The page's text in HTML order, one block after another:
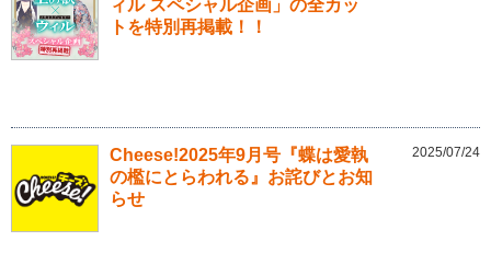
ィル スペシャル企画」の全カッ
トを特別再掲載！！
Cheese!2025年9月号『蝶は愛執
の檻にとらわれる』お詫びとお知
らせ
2025/07/24